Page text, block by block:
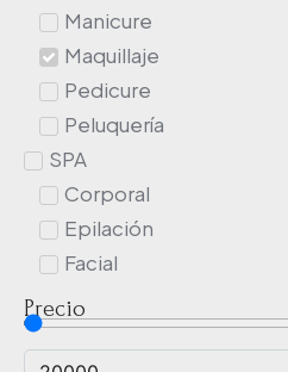
Manicure
Maquillaje
Pedicure
Peluquería
SPA
Corporal
Epilación
Facial
Precio